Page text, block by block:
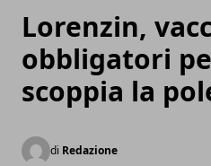
Lorenzin,
obbligatori
scoppia la
di Redazione